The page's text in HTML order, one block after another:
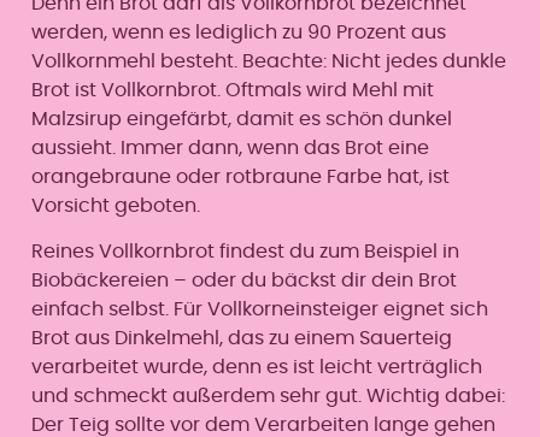
werden, wenn es lediglich zu 90 Prozent aus
Vollkornmehl besteht. Beachte: Nicht jedes dunkle
Brot ist Vollkornbrot. Oftmals wird Mehl mit
Malzsirup eingefärbt, damit es schön dunkel
aussieht. Immer dann, wenn das Brot eine
orangebraune oder rotbraune Farbe hat, ist
Vorsicht geboten.
Reines Vollkornbrot findest du zum Beispiel in
Biobäckereien – oder du bäckst dir dein Brot
einfach selbst. Für Vollkorneinsteiger eignet sich
Brot aus Dinkelmehl, das zu einem Sauerteig
verarbeitet wurde, denn es ist leicht verträglich
und schmeckt außerdem sehr gut. Wichtig dabei:
Der Teig sollte vor dem Verarbeiten lange gehen